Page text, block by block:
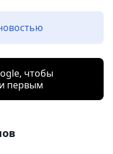
чтобы
первым